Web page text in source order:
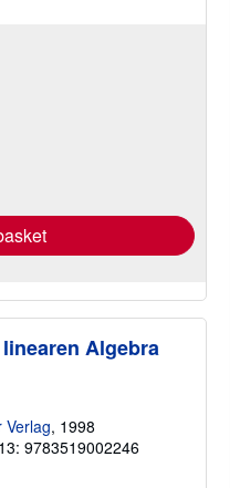
Algebra
Verlag, 1998
9783519002246